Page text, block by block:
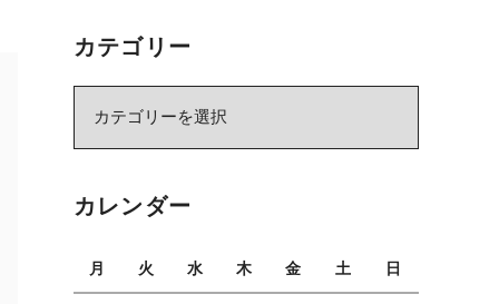
カテゴリー
リ
カレンダー
月 火 水 木 金 土 日